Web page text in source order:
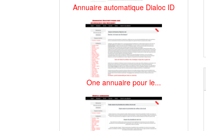
Annuaire automatique Dialoc ID
One annuaire pour le...